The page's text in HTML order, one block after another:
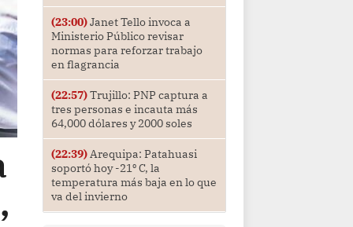
(23:00)Janet Tello invoca a
Ministerio Público revisar
normas para reforzar trabajo
en flagrancia
(22:57)Trujillo: PNP captura a
tres personas e incauta más
64,000 dólares y 2000 soles
(22:39)Arequipa: Patahuasi
soportó hoy -21⁰ C, la
temperatura más baja en lo que
va del invierno